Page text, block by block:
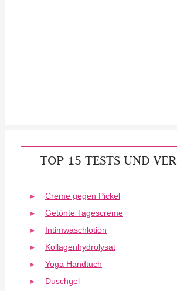
TOP 15 TESTS UND
Creme gegen Pickel
Getönte Tagescreme
Intimwaschlotion
Kollagenhydrolysat
Yoga Handtuch
Duschgel